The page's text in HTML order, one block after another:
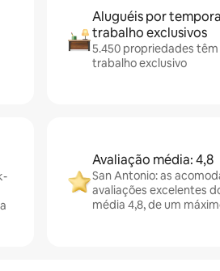
Aluguéis por
trabalho exclusivos
5.450 propriedades
trabalho exclusivo
Avaliação média: 4,8
San Antonio: as
avaliações excelentes
média 4,8, de um